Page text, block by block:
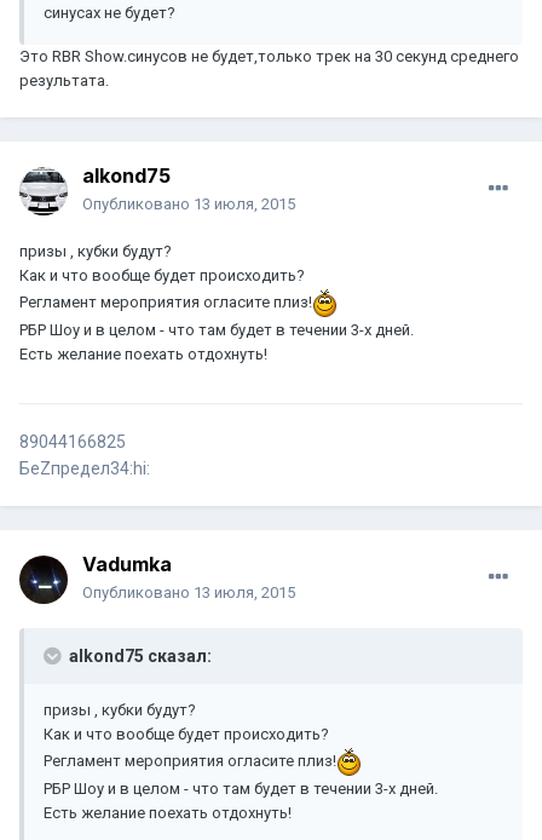
синусах не будет?
Это RBR Show.синусов не будет,только трек на 30 секунд среднего
результата.
alkond75
Опубликовано 13 июля, 2015
призы , кубки будут?
Как и что вообще будет происходить?
Регламент мероприятия огласите плиз!
РБР Шоу и в целом - что там будет в течении 3-х дней.
Есть желание поехать отдохнуть!
89044166825
БеZпредел34:hi:
Vadumka
Опубликовано 13 июля, 2015
alkond75 сказал:
призы , кубки будут?
Как и что вообще будет происходить?
Регламент мероприятия огласите плиз!
РБР Шоу и в целом - что там будет в течении 3-х дней.
Есть желание поехать отдохнуть!